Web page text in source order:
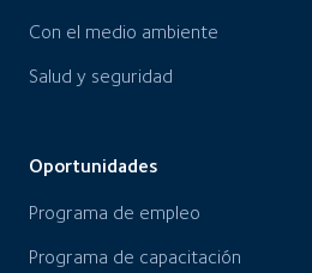
Con el medio ambiente
Salud y seguridad
Oportunidades
Programa de empleo
Programa de capacitación